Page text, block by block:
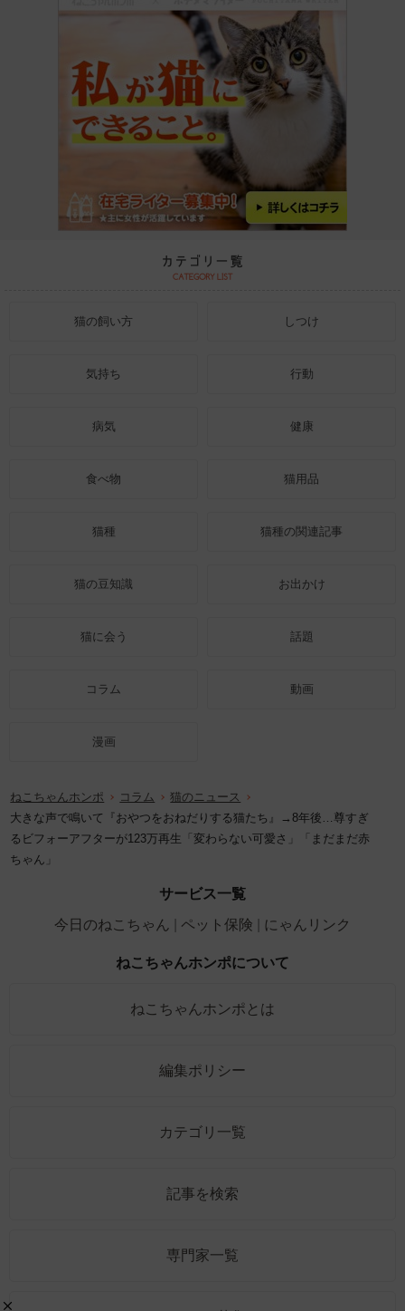
猫の飼い方 しつけ
気持ち 行動
病気 健康
食べ物 猫用品
猫種 猫種の関連記事
猫の豆知識 お出かけ
猫に会う 話題
コラム 動画
漫画
ねこちゃんホンポ コラム
猫のニュース
大きな声で鳴いて『おやつをおねだりする猫たち』→8年後…尊すぎ
るビフォーアフターが123万再生「変わらない可愛さ」「まだまだ赤
ちゃん」
サービス一覧
今日のねこちゃん
ペット保険 にゃんリンク
ねこちゃんホンポについて
ねこちゃんホンポとは
編集ポリシー
カテゴリ一覧
記事を検索
専門家一覧